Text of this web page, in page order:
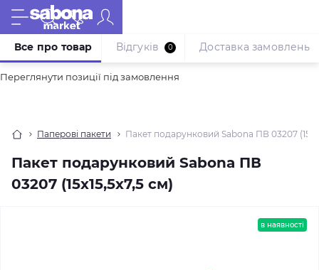
Переглянути позиції під замовлення
Паперові пакети Пакет подарунковий Sabona ПВ 03207
Пакет подарунковий Sabona ПВ
03207 (15x15,5x7,5 см)
Все про товар Відгуків 0 Доставка замовлень
в наявності